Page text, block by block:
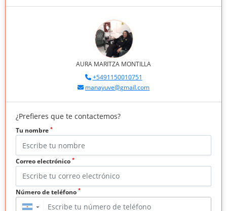
AURA MARITZA MONTILLA
+5491150010751
manayuve@gmail.com
¿Prefieres que te contactemos?
Tu nombre *
Correo electrónico *
Número de teléfono *
▼